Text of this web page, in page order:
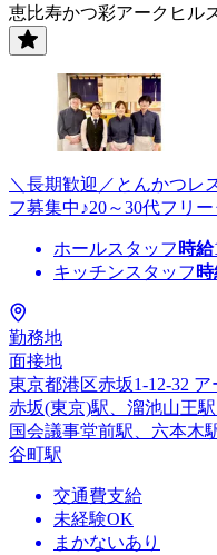
恵比寿かつ彩アークヒル
＼長期歓迎／とんかつレ
フ募集中♪20～30代フリ
ホールスタッフ 時給
キッチンスタッフ
勤務地
面接地
東京都港区赤坂1-12-32
赤坂(東京)駅、溜池山王
国会議事堂前駅、六本木
谷町駅
交通費支給
未経験OK
まかないあり